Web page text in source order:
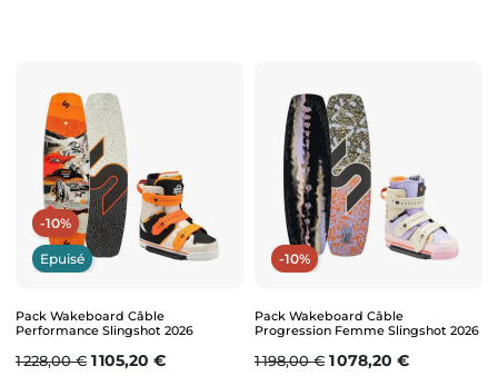
-10%
Epuisé
Pack Wakeboard Câble
Performance Slingshot 2026
Prix de base
1 228,00 € Prix
1 105,20 €
-10%
Pack Wakeboard Câble
Progression Femme Slingshot 2026
Prix de base
1 198,00 € Prix
1 078,20 €